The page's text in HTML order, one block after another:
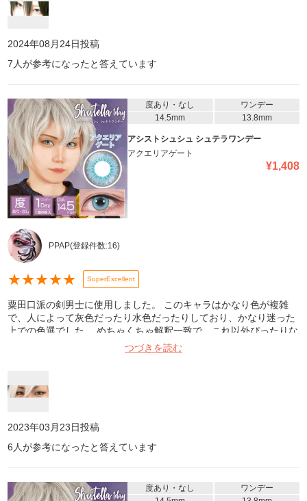
2024年08月24日投稿
7 人が参考になったと答えています
度あり・なし
ワンデー
14.5mm
13.8mm
アシストシュシュ シュテラワンデー
アクエリアゲート
¥1,408
PPAP(登録件数:16)
★★★★★ SuperExcellent
粟田口派の剣男士に使用しました。 このキャラはかなり色が複雑
で、人によって灰色だったり水色だったりしており、かなり迷った
上での色選でした。 めちゃくちゃ解釈一致で、これ以外ぴったりな
色はない！と個人的には思っています！ 目の大きさもちょうどよ
く、男性キャラにもめちゃくちゃ使えます！色の多さは業界一でき
てます。
つづきを読む
2023年03月23日投稿
6 人が参考になったと答えています
度あり・なし
ワンデー